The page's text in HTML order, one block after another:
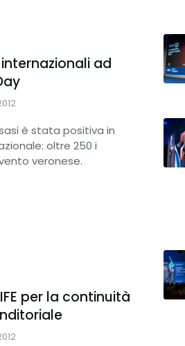
ad
è stata positiva in
oltre 250 i
veronese.
per la continuità